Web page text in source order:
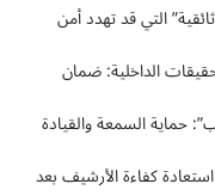
التي قد تهدد أمن
الداخلية: ضمان
حماية السمعة والقيادة
كفاءة الأرشيف بعد